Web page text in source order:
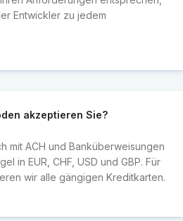
Entwickler zu jedem
akzeptieren Sie?
mit ACH und Banküberweisungen
in EUR, CHF, USD und GBP. Für
wir alle gängigen Kreditkarten.